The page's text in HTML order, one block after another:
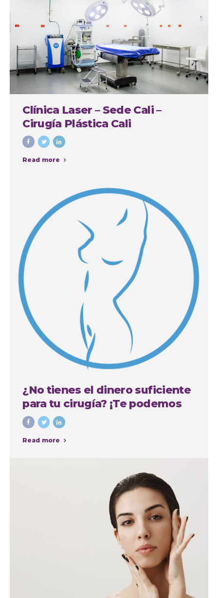
Clínica Laser – Sede Cali –
Cirugía Plástica Cali
Read more
¿No tienes el dinero suficiente
para tu cirugía? ¡Te podemos
financiar!
Read more